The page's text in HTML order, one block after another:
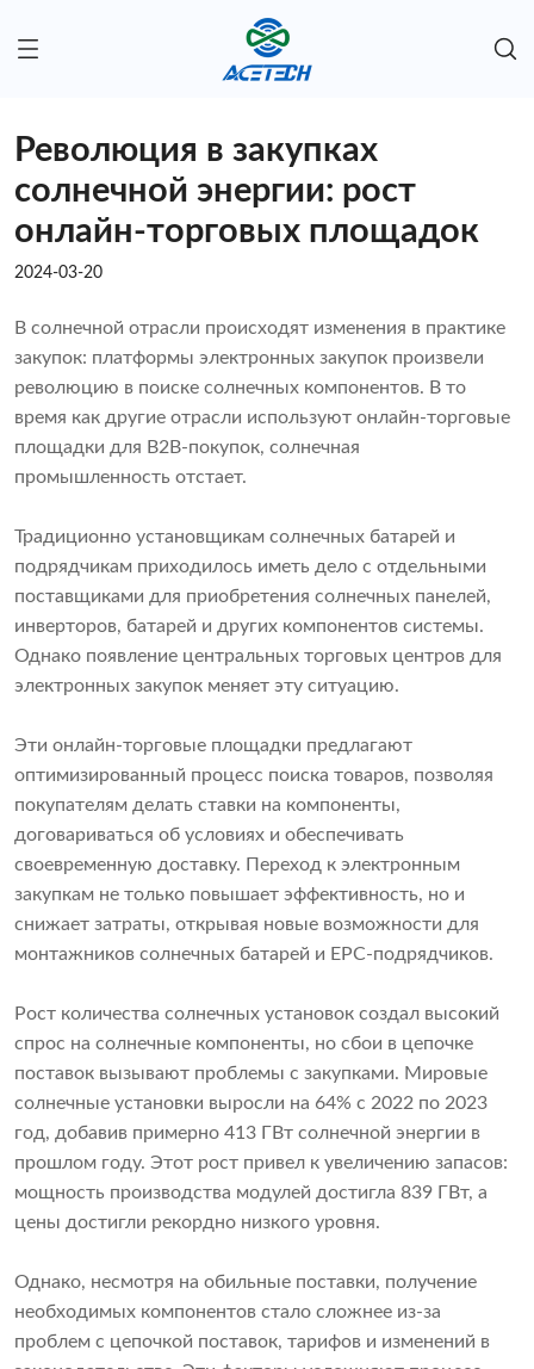
Революция в закупках
солнечной энергии: рост
онлайн-торговых площадок
2024-03-20
В солнечной отрасли происходят изменения в практике
закупок: платформы электронных закупок произвели
революцию в поиске солнечных компонентов. В то
время как другие отрасли используют онлайн-торговые
площадки для B2B-покупок, солнечная
промышленность отстает.
Традиционно установщикам солнечных батарей и
подрядчикам приходилось иметь дело с отдельными
поставщиками для приобретения солнечных панелей,
инверторов, батарей и других компонентов системы.
Однако появление центральных торговых центров для
электронных закупок меняет эту ситуацию.
Эти онлайн-торговые площадки предлагают
оптимизированный процесс поиска товаров, позволяя
покупателям делать ставки на компоненты,
договариваться об условиях и обеспечивать
своевременную доставку. Переход к электронным
закупкам не только повышает эффективность, но и
снижает затраты, открывая новые возможности для
монтажников солнечных батарей и EPC-подрядчиков.
Рост количества солнечных установок создал высокий
спрос на солнечные компоненты, но сбои в цепочке
поставок вызывают проблемы с закупками. Мировые
солнечные установки выросли на 64% с 2022 по 2023
год, добавив примерно 413 ГВт солнечной энергии в
прошлом году. Этот рост привел к увеличению запасов:
мощность производства модулей достигла 839 ГВт, а
цены достигли рекордно низкого уровня.
Однако, несмотря на обильные поставки, получение
необходимых компонентов стало сложнее из-за
проблем с цепочкой поставок, тарифов и изменений в